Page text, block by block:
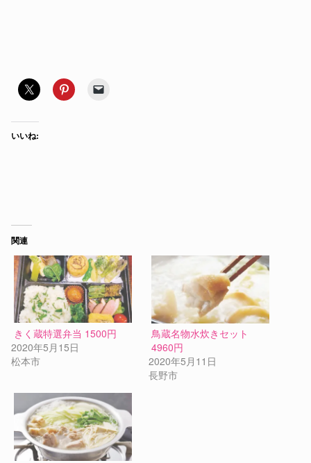
いいね:
関連
きく蔵特選弁当 1500円
2020年5月15日
松本市
鳥蔵名物水炊きセット
4960円
2020年5月11日
長野市